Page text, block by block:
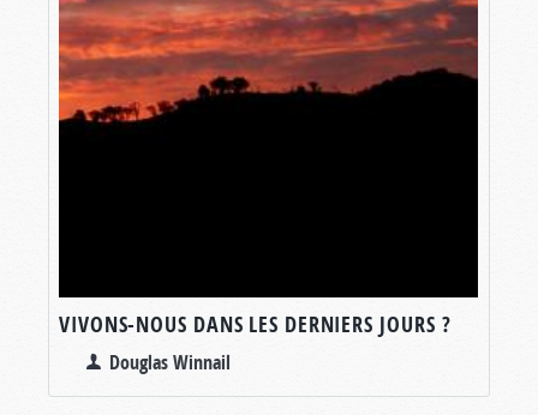
VIVONS-NOUS DANS LES DERNIERS JOURS ?
Douglas Winnail